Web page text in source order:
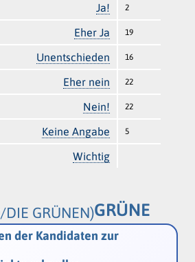
Ja! 2
Eher Ja 19
Unentschieden 16
Eher nein 22
Nein! 22
Keine Angabe 5
Wichtig
GRÜNE
GRÜNEN)
der Kandidaten zur